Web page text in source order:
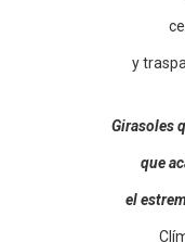
y
Girasoles
que
el